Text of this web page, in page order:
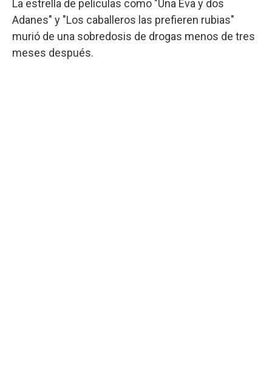
La estrella de películas como "Una Eva y dos
Adanes" y "Los caballeros las prefieren rubias"
murió de una sobredosis de drogas menos de tres
meses después.